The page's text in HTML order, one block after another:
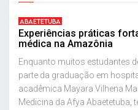
ABAETETUBA
Experiências práticas
médica na Amazônia
Enquanto muitos estudantes
parte da graduação em
acadêmica Mayara Vilhena
Medicina da Afya Abaetetuba,